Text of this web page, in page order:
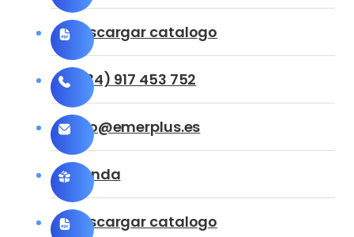
Descargar catalogo
(+34) 917 453 752
info@emerplus.es
Tienda
Descargar catalogo